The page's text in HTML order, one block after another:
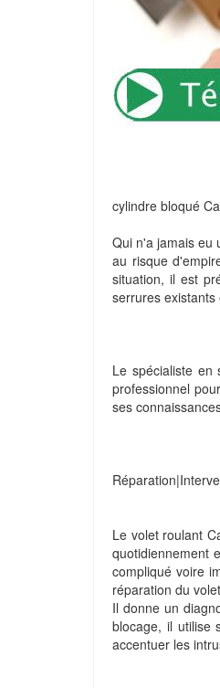
cylindre bloqué
Qui n'a jamais eu
au risque
situation, il est
serrures
Le spécialiste en
professionnel
ses
Le volet roulant
quotidiennement
compliqué voire
réparation du
Il donne un
blocage, il utilise
accentuer les